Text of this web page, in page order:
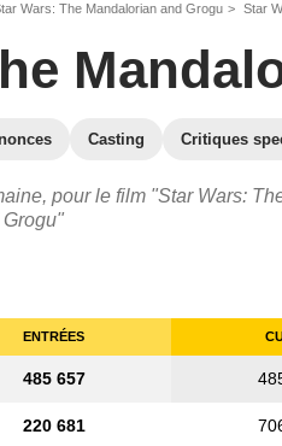
Wars: The Mandalorian and Grogu Star
Casting Critiques
pour le film "Star Wars:
ENTRÉES
485 657
220 681